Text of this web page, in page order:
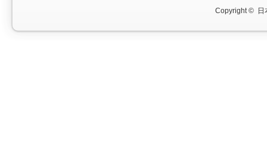
Copyright © 日